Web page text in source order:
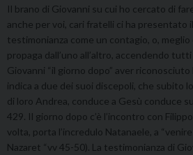
Il brano di Giovanni su cui ho cercato di
anche per voi, cari fratelli ci ha presentato
testimonianza come un contagio, o,
propaga dall’uno all’altro, accendendo
Giovanni “il giorno dopo” aver riconosciuto
indica a due dei suoi discepoli, che subito
di loro Andrea, conduce a Gesù conduce
429. Il giorno dopo c’è l’incontro con
volta, porta l’incredulo Natanaele, a
Nazaret “vv 45-50). La testimonianza di